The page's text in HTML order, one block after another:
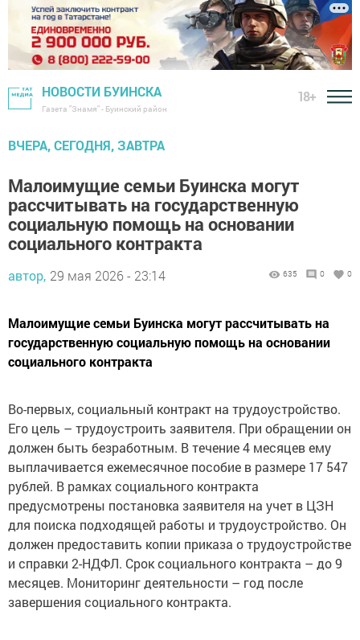
НОВОСТИ БУИНСКА
Газета "Знамя" - Буинский район
18+
ВЧЕРА, СЕГОДНЯ, ЗАВТРА
Малоимущие семьи Буинска могут
рассчитывать на государственную
социальную помощь на основании
социального контракта
автор, 29 мая 2026 - 23:14 635 0 0
Малоимущие семьи Буинска могут рассчитывать на
государственную социальную помощь на основании
социального контракта
Во-первых, социальный контракт на трудоустройство.
Его цель – трудоустроить заявителя. При обращении он
должен быть безработным. В течение 4 месяцев ему
выплачивается ежемесячное пособие в размере 17 547
рублей. В рамках социального контракта
предусмотрены постановка заявителя на учет в ЦЗН
для поиска подходящей работы и трудоустройство. Он
должен предоставить копии приказа о трудоустройстве
и справки 2-НДФЛ. Срок социального контракта – до 9
месяцев. Мониторинг деятельности – год после
завершения социального контракта.